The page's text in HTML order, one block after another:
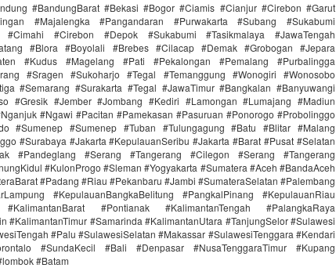
#BandungBarat #Bekasi #Bogor #Ciamis #Cianjur #Cirebon #Garut
#Majalengka #Pangandaran #Purwakarta #Subang #Sukabumi
#Cirebon #Depok #Sukabumi #Tasikmalaya #JawaTengah
#Blora #Boyolali #Brebes #Cilacap #Demak #Grobogan #Jepara
#Kudus #Magelang #Pati #Pekalongan #Pemalang #Purbalingga
#Sragen #Sukoharjo #Tegal #Temanggung #Wonogiri #Wonosobo
#Semarang #Surakarta #Tegal #JawaTimur #Bangkalan #Banyuwangi
#Gresik #Jember #Jombang #Kediri #Lamongan #Lumajang #Madiun
#Ngawi #Pacitan #Pamekasan #Pasuruan #Ponorogo #Probolinggo
#Sumenep #Sumenep #Tuban #Tulungagung #Batu #Blitar #Malang
#Surabaya #Jakarta #KepulauanSeribu #Jakarta #Barat #Pusat #Selatan
#Pandeglang #Serang #Tangerang #Cilegon #Serang #Tangerang
#KulonProgo #Sleman #Yogyakarta #Sumatera #Aceh #BandaAceh
#Padang #Riau #Pekanbaru #Jambi #SumateraSelatan #Palembang
#KepulauanBangkaBelitung #PangkalPinang #KepulauanRiau
#Pontianak #KalimantanTengah #PalangkaRaya
#KalimantanTimur #Samarinda #KalimantanUtara #TanjungSelor #Sulawesi
#Palu #SulawesiSelatan #Makassar #SulawesiTenggara #Kendari
#SundaKecil #Bali #Denpasar #NusaTenggaraTimur #Kupang
#Batam